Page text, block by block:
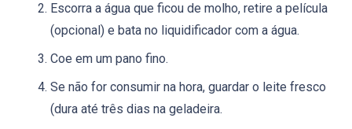
Escorra a água que ficou de molho, retire a película
(opcional) e bata no liquidificador com a água.
Coe em um pano fino.
Se não for consumir na hora, guardar o leite fresco
(dura até três dias na geladeira.